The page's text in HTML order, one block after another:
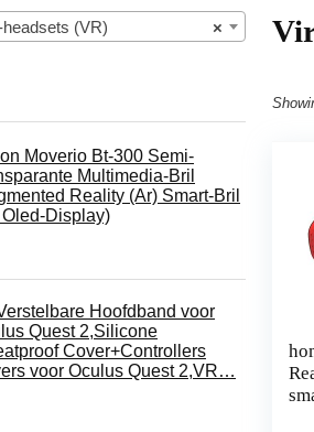
×
(VR)
Moverio Bt-300 Semi-
Multimedia-Bril
Reality (Ar) Smart-Bril
Oled-Display)
Hoofdband voor
Quest 2,Silicone
Cover+Controllers
voor Oculus Quest 2,VR…